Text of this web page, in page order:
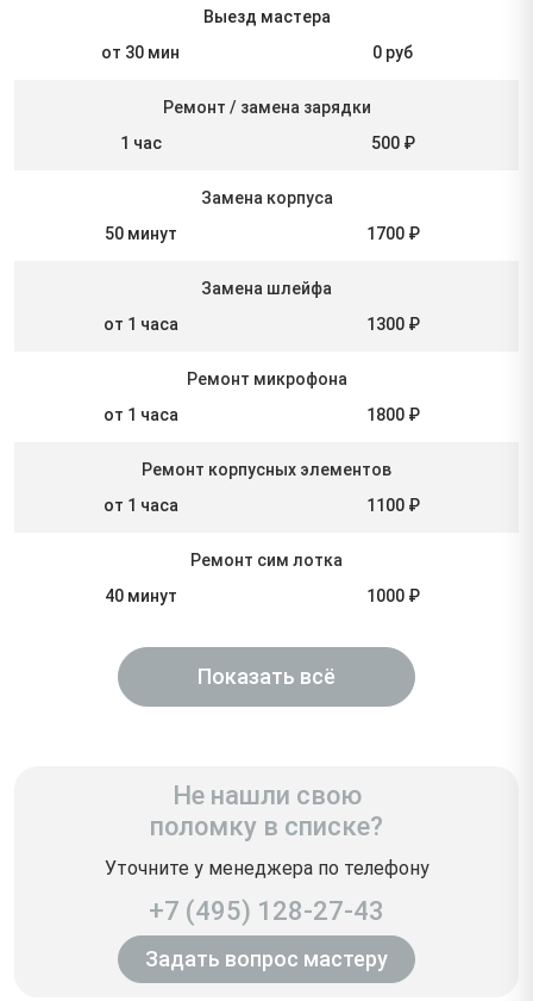
Выезд мастера
от 30 мин
0 руб
Ремонт / замена зарядки
1 час
500 ₽
Замена корпуса
50 минут
1700 ₽
Замена шлейфа
от 1 часа
1300 ₽
Ремонт микрофона
от 1 часа
1800 ₽
Ремонт корпусных элементов
от 1 часа
1100 ₽
Ремонт сим лотка
40 минут
1000 ₽
Показать всё
Не нашли свою
поломку в списке?
Уточните у менеджера по телефону
+7 (495) 128-27-43
Задать вопрос мастеру